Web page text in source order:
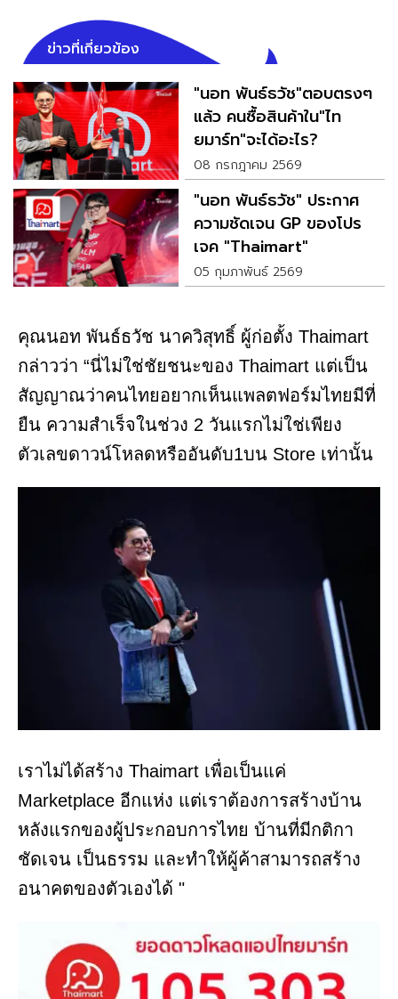
ข่าวที่เกี่ยวข้อง
"นอท พันธ์ธวัช"ตอบตรงๆ
แล้ว คนซื้อสินค้าใน"ไท
ยมาร์ท"จะได้อะไร?
08 กรกฎาคม 2569
"นอท พันธ์ธวัช" ประกาศ
ความชัดเจน GP ของโปร
เจค "Thaimart"
05 กุมภาพันธ์ 2569
คุณนอท พันธ์ธวัช นาควิสุทธิ์ ผู้ก่อตั้ง Thaimart
กล่าวว่า “นี่ไม่ใช่ชัยชนะของ Thaimart แต่เป็น
สัญญาณว่าคนไทยอยากเห็นแพลตฟอร์มไทยมีที่
ยืน ความสำเร็จในช่วง 2 วันแรกไม่ใช่เพียง
ตัวเลขดาวน์โหลดหรืออันดับ1บน Store เท่านั้น
เราไม่ได้สร้าง Thaimart เพื่อเป็นแค่
Marketplace อีกแห่ง แต่เราต้องการสร้างบ้าน
หลังแรกของผู้ประกอบการไทย บ้านที่มีกติกา
ชัดเจน เป็นธรรม และทำให้ผู้ค้าสามารถสร้าง
อนาคตของตัวเองได้ "